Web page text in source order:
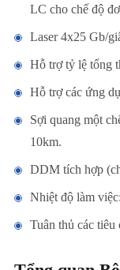
LC cho chế độ
Laser 4x25 Gb/
Hỗ trợ tỷ lệ tổng
Hỗ trợ các ứng
Sợi quang một
10km.
DDM tích hợp
Nhiệt độ làm
Tuân thủ các tiêu